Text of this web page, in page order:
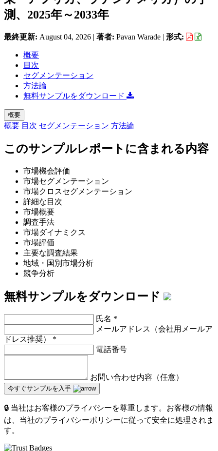
測、2025年～2033年
最終更新: August 04, 2026 | 著者: Pavan Warade | 形式:
概要
目次
セグメンテーション
方法論
無料サンプルをダウンロード
概要
概要 目次 セグメンテーション 方法論
このサンプルレポートに含まれる内容
市場機会評価
市場セグメンテーション
市場クロスセグメンテーション
詳細な目次
市場概要
調査手法
市場ダイナミクス
市場評価
主要な調査結果
地域・国別市場分析
競争分析
無料サンプルをダウンロード
氏名 *
メールアドレス（会社用メールア
ドレス推奨） *
電話番号
お問い合わせ内容（任意）
今すぐサンプルを入手
🔒 当社はお客様のプライバシーを尊重します。お客様の情報
は、当社のプライバシーポリシーに従って安全に処理されま
す。